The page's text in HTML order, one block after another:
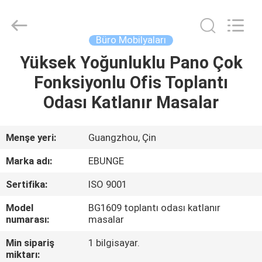
ÜRÜN:%
HAKKIMIZDA
FABRIKA
TURU
KALITE
Industrial
Reserved.
Büro Mobilyaları
Yüksek Yoğunluklu Pano Çok
Fonksiyonlu Ofis Toplantı
Odası Katlanır Masalar
Menşe yeri:
Guangzhou, Çin
Marka adı:
EBUNGE
Sertifika:
ISO 9001
Model
numarası:
BG1609 toplantı odası katlanır
masalar
Min sipariş
miktarı:
1 bilgisayar.